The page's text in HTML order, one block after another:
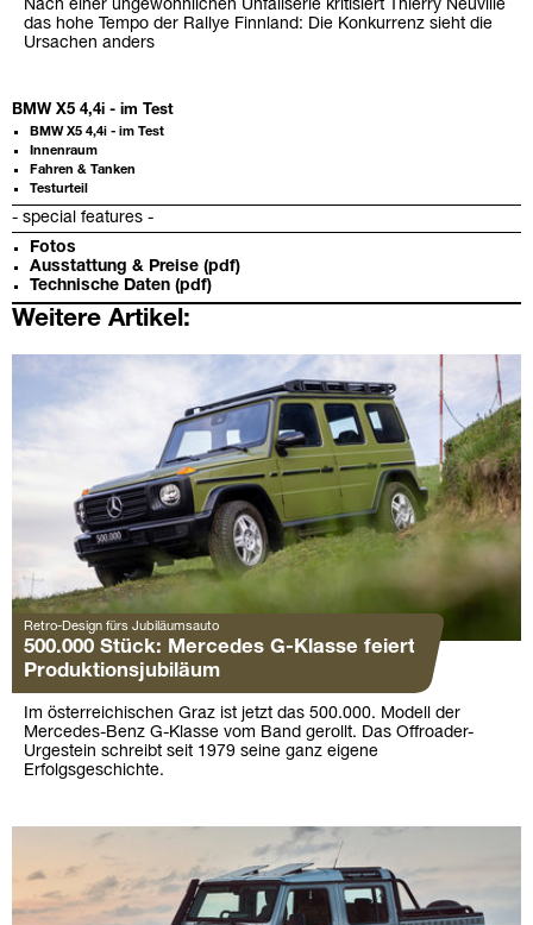
Nach einer ungewöhnlichen Unfallserie kritisiert Thierry Neuville
das hohe Tempo der Rallye Finnland: Die Konkurrenz sieht die
Ursachen anders
BMW X5 4,4i - im Test
BMW X5 4,4i - im Test
Innenraum
Fahren & Tanken
Testurteil
- special features -
Fotos
Ausstattung & Preise (pdf)
Technische Daten (pdf)
Weitere Artikel:
Retro-Design fürs Jubiläumsauto
500.000 Stück: Mercedes G-Klasse feiert
Produktionsjubiläum
Im österreichischen Graz ist jetzt das 500.000. Modell der
Mercedes-Benz G-Klasse vom Band gerollt. Das Offroader-
Urgestein schreibt seit 1979 seine ganz eigene
Erfolgsgeschichte.